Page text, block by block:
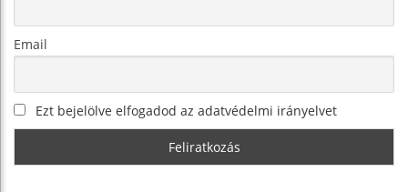
Email
Ezt bejelölve elfogadod az adatvédelmi irányelvet